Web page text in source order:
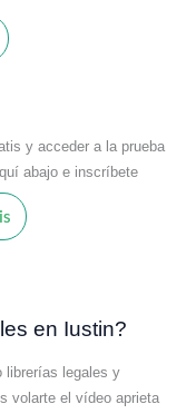
y acceder a la prueba
abajo e inscríbete
en Iustin?
librerías legales y
volarte el vídeo aprieta